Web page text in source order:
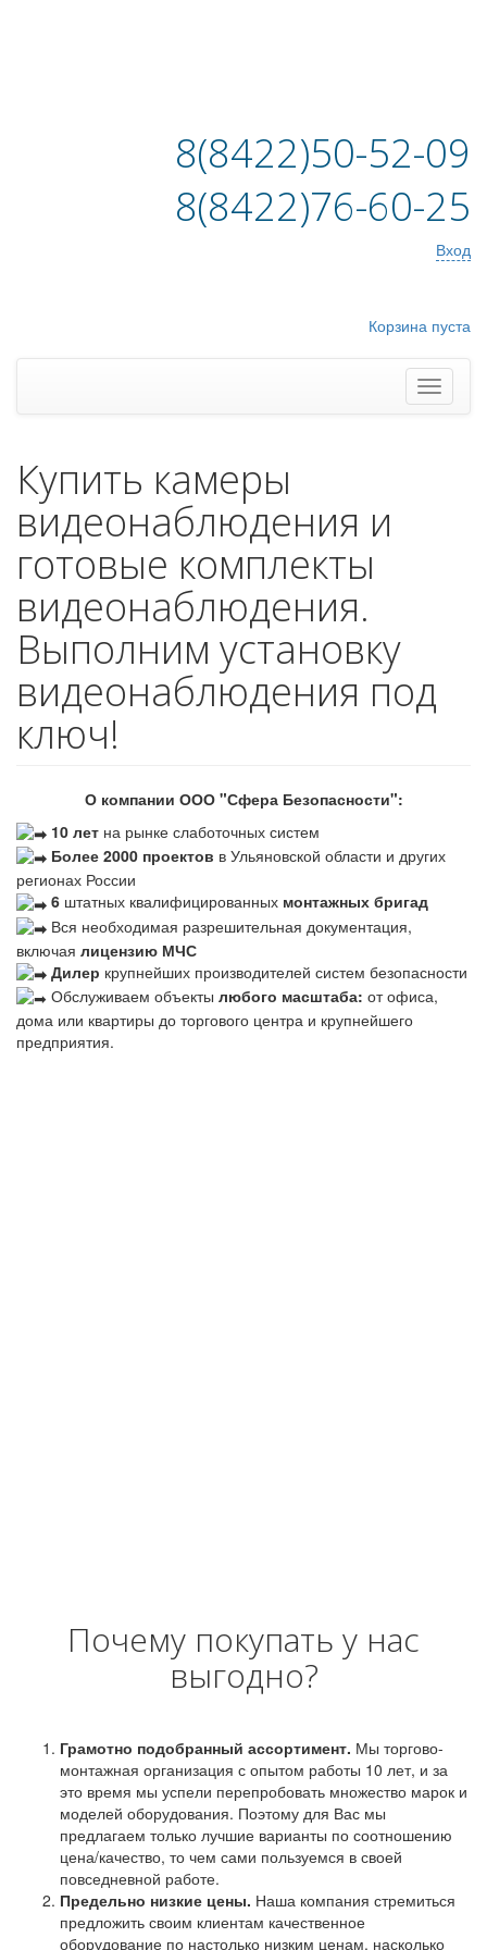
8(8422)50-52-09
8(8422)76-60-25
Вход
Корзина пуста
Купить камеры
видеонаблюдения и
готовые комплекты
видеонаблюдения.
Выполним установку
видеонаблюдения под
ключ!
О компании ООО "Сфера Безопасности":
10 лет на рынке слаботочных систем
Более 2000 проектов в Ульяновской области и других
регионах России
6 штатных квалифицированных монтажных бригад
Вся необходимая разрешительная документация,
включая лицензию МЧС
Дилер крупнейших производителей систем безопасности
Обслуживаем объекты любого масштаба: от офиса,
дома или квартиры до торгового центра и крупнейшего
предприятия.
Почему покупать у нас
выгодно?
Грамотно подобранный ассортимент. Мы торгово-
монтажная организация с опытом работы 10 лет, и за
это время мы успели перепробовать множество марок и
моделей оборудования. Поэтому для Вас мы
предлагаем только лучшие варианты по соотношению
цена/качество, то чем сами пользуемся в своей
повседневной работе.
Предельно низкие цены. Наша компания стремиться
предложить своим клиентам качественное
оборудование по настолько низким ценам, насколько